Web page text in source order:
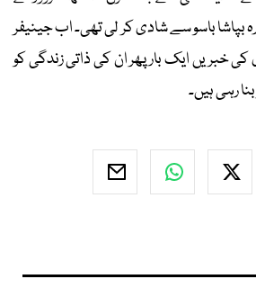
بپاشا باسو سے شادی کر لی تھی۔ اب جینیفر
خبریں ایک بار پھر ان کی ذاتی زندگی کو
رہی ہیں۔